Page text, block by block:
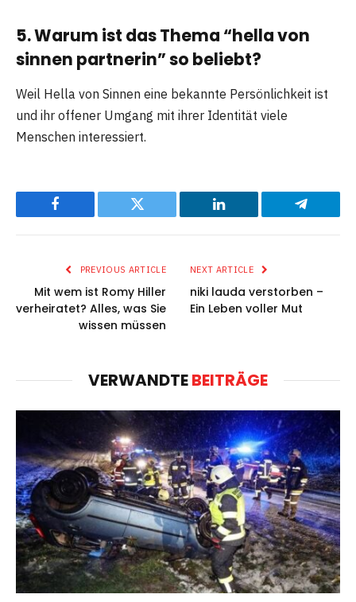
5. Warum ist das Thema “hella von
sinnen partnerin” so beliebt?
Weil Hella von Sinnen eine bekannte Persönlichkeit ist
und ihr offener Umgang mit ihrer Identität viele
Menschen interessiert.
Facebook Twitter LinkedIn Telegram
PREVIOUS ARTICLE
Mit wem ist Romy Hiller
verheiratet? Alles, was Sie
wissen müssen
NEXT ARTICLE
niki lauda verstorben –
Ein Leben voller Mut
VERWANDTEBEITRÄGE